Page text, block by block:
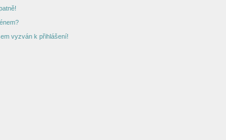
vyzván k přihlášení!